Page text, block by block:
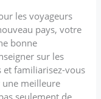
les voyageurs
pays, votre
bonne
sur les
et familiarisez-vous
une meilleure
seulement de